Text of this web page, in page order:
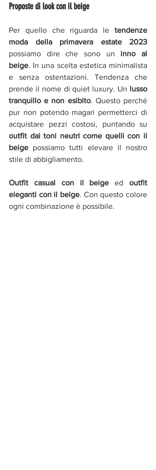
Proposte di look con il beige
Per quello che riguarda le tendenze
possiamo dire che sono un inno al
beige. In una scelta estetica minimalista
e senza ostentazioni. Tendenza che
prende il nome di quiet luxury. Un lusso
tranquillo e non esibito. Questo perché
pur non potendo magari permetterci di
outfit dai toni neutri come quelli con il
beige possiamo tutti elevare il nostro
stile di abbigliamento.
Outfit casual con il beige ed outfit
eleganti con il beige. Con questo colore
ogni combinazione è possibile.